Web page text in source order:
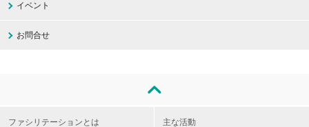
イベント
お問合せ
ファシリテーションとは 主な活動